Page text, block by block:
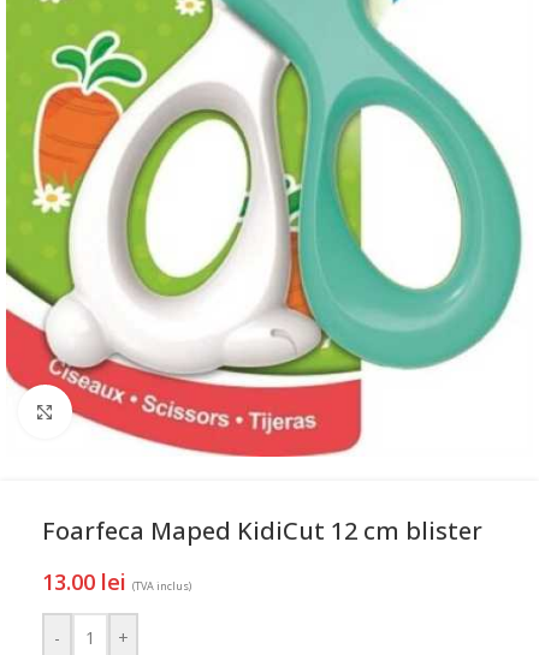
Mareste
Foarfeca Maped KidiCut 12 cm blister
13.00 lei (TVA inclus)
- +